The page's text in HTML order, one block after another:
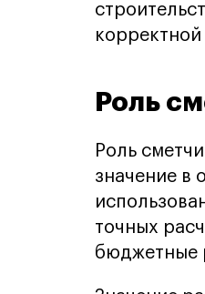
корректной
Роль
Роль
значение в
точных
бюджетные